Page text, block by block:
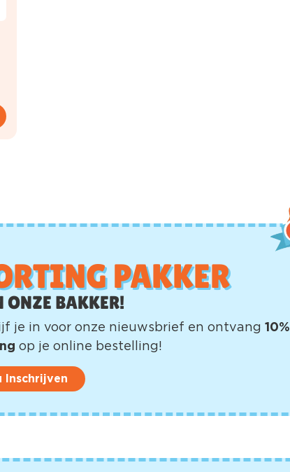
PAKKER
ONZE BAKKER!
je in voor onze nieuwsbrief en ontvang10%
op je online bestelling!
Inschrijven